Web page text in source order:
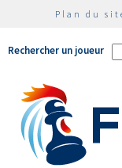
Plan du
Rechercher un joueur